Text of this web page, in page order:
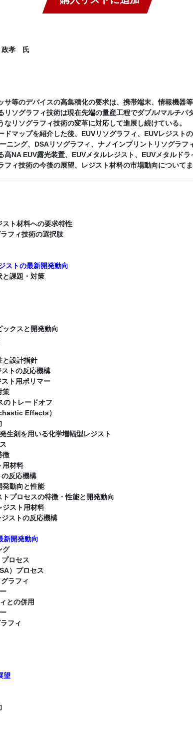
孝 氏
等のデバイスの高集積化の要求は、携帯端末、情報機器
リソグラフィ技術は現在先端の量産工程でダブル/マルチパ
リソグラフィ技術の変革に対応して進展し続けている。
マップを紹介した後、EUVリソグラフィ、EUVレジスト
ニング、DSAリソグラフィ、ナノインプリントリソグラフ
高NA EUV露光装置、EUVメタルレジスト、EUVメタルド
ィ技術の今後の展望、レジスト材料の市場動向についてま
ト材料への要求特性
フィ技術の選択肢
ストの最新開発動向
課題・対策
クスと開発動向
設計指針
トの反応機構
ト用ポリマー
策
トレードオフ
Effects）
剤を用いる化学増幅型レジスト
徴
材料
反応機構
動向と性能
プロセスの特徴・性能と開発動向
スト用材料
ストの反応機構
新開発動向
グ
ロセス
）プロセス
ラフィ
との併用
フィ
方式
望